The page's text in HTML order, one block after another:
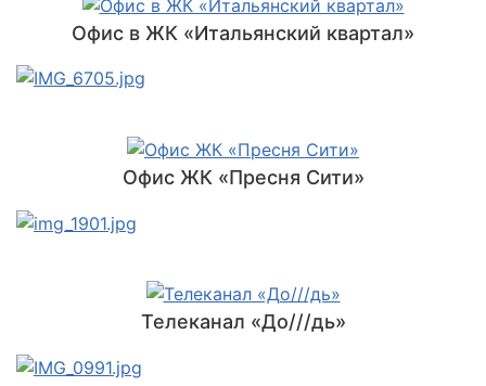
Офис в ЖК «Итальянский квартал»
Офис ЖК «Пресня Сити»
Телеканал «До///дь»